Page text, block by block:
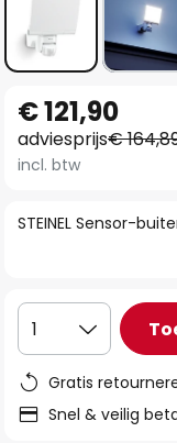
naar
het
begin
de
STEINEL Sensor-
€ 121,90
adviesprijs€
incl. btw
1
Gratis
Snel & veilig